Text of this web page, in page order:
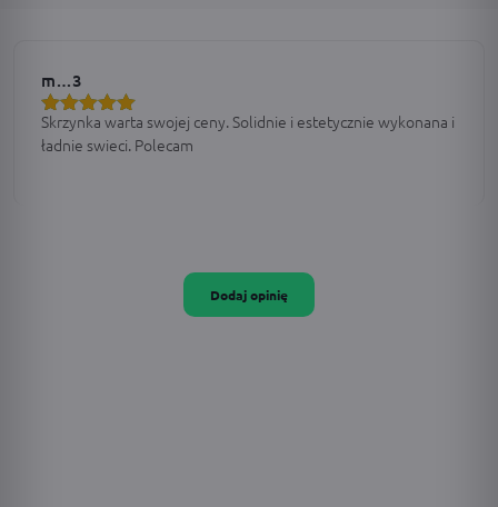
m…3
Oceniono5
na 5
Skrzynka warta swojej ceny. Solidnie i estetycznie wykonana i
ładnie swieci. Polecam
Dodaj opinię